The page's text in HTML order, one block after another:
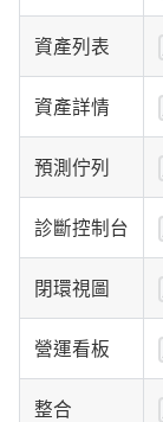
資產列表
資產詳情
預測佇列
診斷控制台
閉環視圖
營運看板
整合